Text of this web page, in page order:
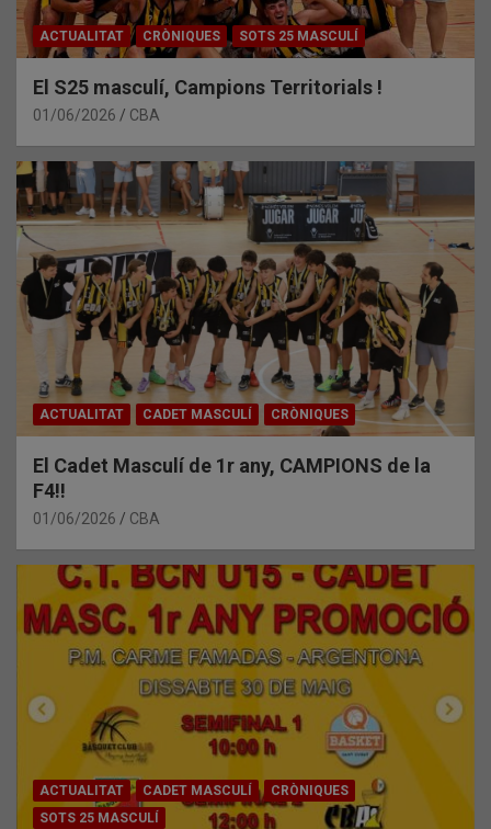
ACTUALITAT CRÒNIQUES SOTS 25 MASCULÍ
El S25 masculí, Campions Territorials !
01/06/2026 CBA
ACTUALITAT CADET MASCULÍ CRÒNIQUES
El Cadet Masculí de 1r any, CAMPIONS de la
F4!!
01/06/2026 CBA
ACTUALITAT CADET MASCULÍ
CRÒNIQUES
SOTS 25 MASCULÍ